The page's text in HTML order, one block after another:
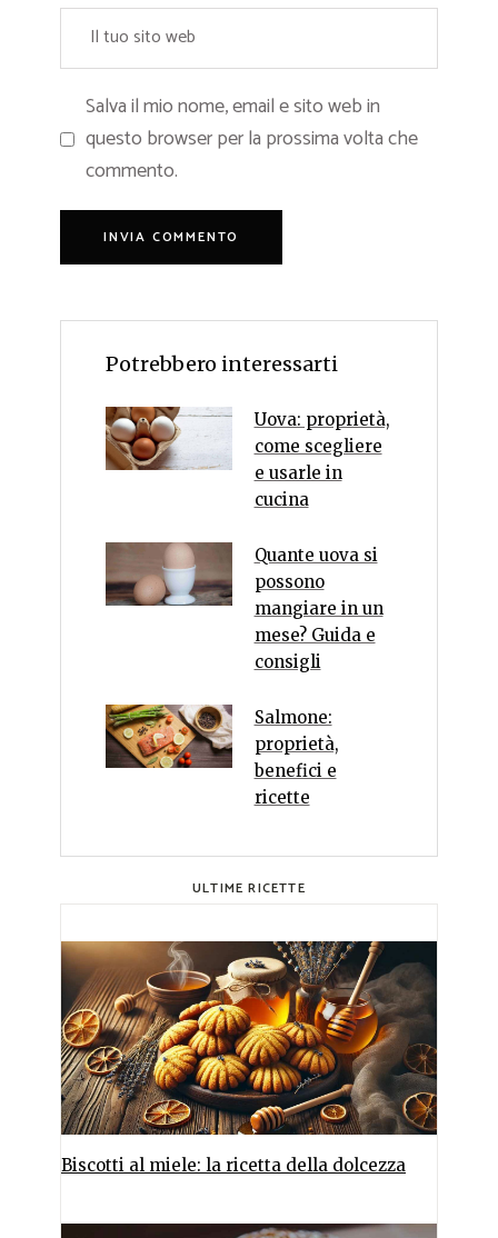
Salva il mio nome, email e sito web in
questo browser per la prossima volta che
commento.
Potrebbero interessarti
Uova: proprietà,
come scegliere
e usarle in
cucina
Quante uova si
possono
mangiare in un
mese? Guida e
consigli
Salmone:
proprietà,
benefici e
ricette
ULTIME RICETTE
Biscotti al miele: la ricetta della dolcezza